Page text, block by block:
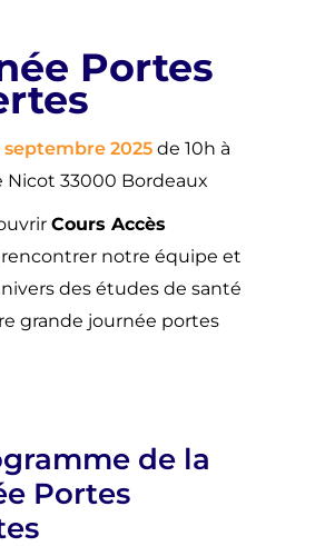
Portes
septembre 2025de 10h à
Nicot 33000 Bordeaux
Cours Accès
rencontrer notre équipe et
des études de santé
grande journée portes
de la
Portes